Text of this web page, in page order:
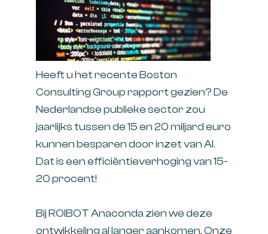
Heeft u het recente Boston
Consulting Group rapport gezien? De
Nederlandse publieke sector zou
jaarlijks tussen de 15 en 20 miljard euro
kunnen besparen door inzet van AI.
Dat is een efficiëntieverhoging van 15-
20 procent!
Bij ROIBOT Anaconda zien we deze
ontwikkeling al langer aankomen. Onze